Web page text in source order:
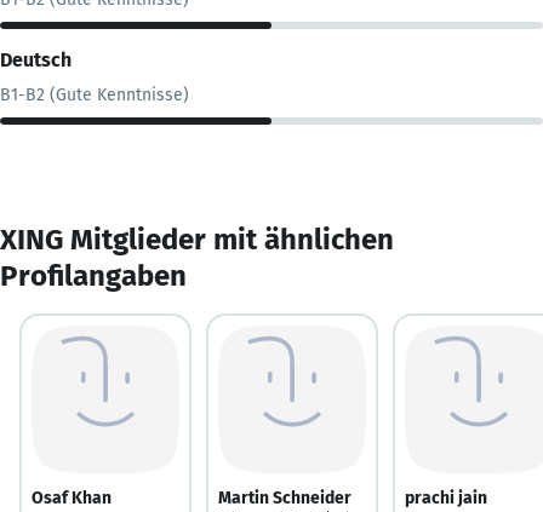
Deutsch
B1-B2 (Gute Kenntnisse)
XING Mitglieder mit ähnlichen
Profilangaben
Osaf Khan Martin Schneider prachi jain